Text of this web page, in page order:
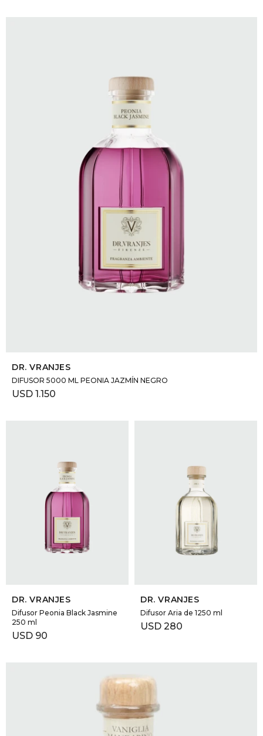
DR. VRANJES
DIFUSOR 5000 ML PEONIA JAZMÍN NEGRO
USD 1.150
DR. VRANJES
Difusor Peonia Black Jasmine
250 ml
USD 90
DR. VRANJES
Difusor Aria de 1250 ml
USD 280